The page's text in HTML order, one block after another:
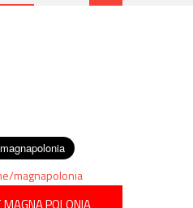
magnapolonia